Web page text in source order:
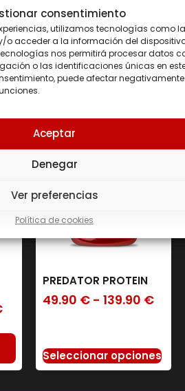
consentimiento
utilizamos tecnologías como
acceder a la información del
nos permitirá procesar datos
o las identificaciones únicas en
puede afectar
Aceptar
Denegar
Ver preferencias
Política de cookies
VITARGO+KREALKALYN
2 KG
69.50€
Seleccionar opciones
PREDATOR PROTEIN
49.90 € - 139.90 €
Seleccionar opciones